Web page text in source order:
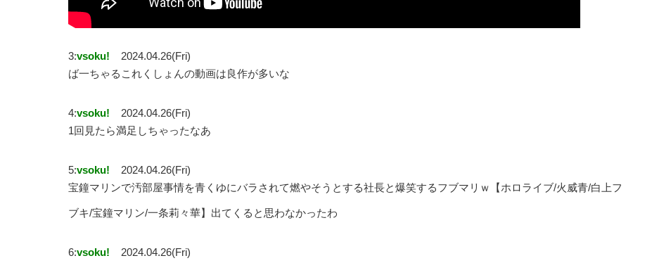
3:vsoku!
2024.04.26(Fri)
ば一ちゃるこれくしょんの動画は良作が多いな
4:vsoku!
2024.04.26(Fri)
1回見たら満足しちゃったなあ
5:vsoku!
2024.04.26(Fri)
宝鐘マリンで汚部屋事情を青くゆにバラされて燃やそうとする社長と爆笑するフブマリｗ【ホロライブ/火威青/白上フ
ブキ/宝鐘マリン/一条莉々華】出てくると思わなかったわ
6:vsoku!
2024.04.26(Fri)